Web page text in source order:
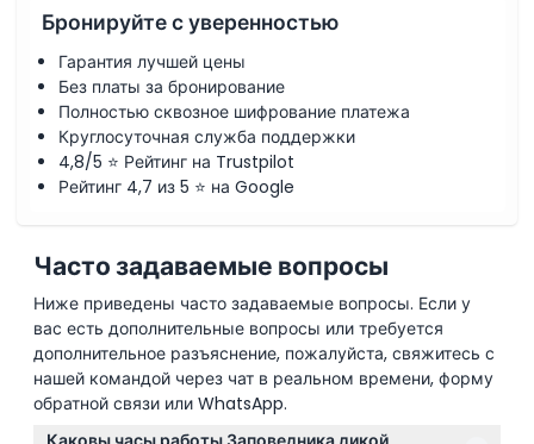
Бронируйте с уверенностью
Гарантия лучшей цены
Без платы за бронирование
Полностью сквозное шифрование платежа
Круглосуточная служба поддержки
4,8/5 ⭐ Рейтинг на Trustpilot
Рейтинг 4,7 из 5 ⭐ на Google
Часто задаваемые вопросы
Ниже приведены часто задаваемые вопросы. Если у
вас есть дополнительные вопросы или требуется
дополнительное разъяснение, пожалуйста, свяжитесь с
нашей командой через чат в реальном времени, форму
обратной связи или WhatsApp.